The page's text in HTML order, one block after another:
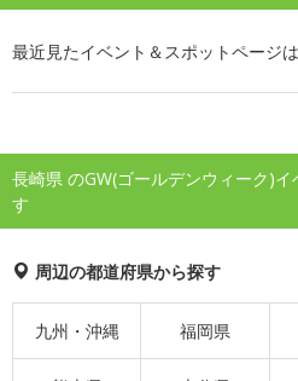
最近見たイベント＆スポットページは
長崎県 のGW(ゴールデンウィーク)
す
周辺の都道府県から探す
九州・沖縄 福岡県